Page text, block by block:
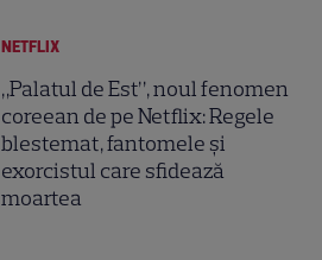
NETFLIX
„Palatul de Est”, noul fenomen
coreean de pe Netflix: Regele
blestemat, fantomele și
exorcistul care sfidează
moartea